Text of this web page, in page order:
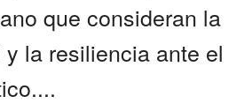
que consideran la
la resiliencia ante el